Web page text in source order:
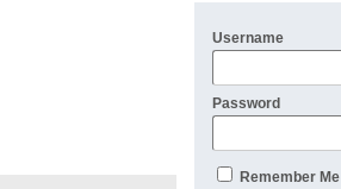
Username
Password
Remember Me